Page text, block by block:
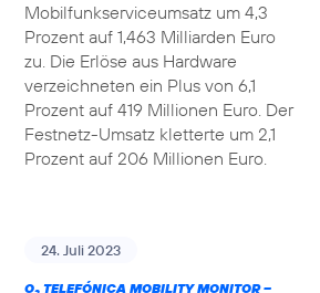
Mobilfunkserviceumsatz um 4,3
Prozent auf 1,463 Milliarden Euro
zu. Die Erlöse aus Hardware
verzeichneten ein Plus von 6,1
Prozent auf 419 Millionen Euro. Der
Festnetz-Umsatz kletterte um 2,1
Prozent auf 206 Millionen Euro.
24. Juli 2023
O TELEFÓNICA MOBILITY MONITOR –